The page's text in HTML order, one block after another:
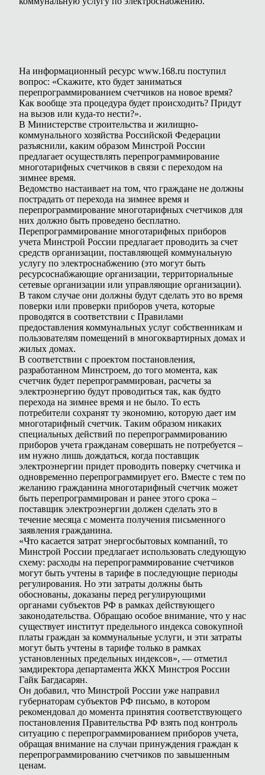
На информационный ресурс www.168.ru поступил
вопрос: «Скажите, кто будет заниматься
перепрограммированием счетчиков на новое время?
Как вообще эта процедура будет происходить? Придут
на вызов или куда-то нести?».
В Министерстве строительства и жилищно-
коммунального хозяйства Российской Федерации
разъяснили, каким образом Минстрой России
предлагает осуществлять перепрограммирование
многотарифных счетчиков в связи с переходом на
зимнее время.
Ведомство настаивает на том, что граждане не должны
пострадать от перехода на зимнее время и
перепрограммирование многотарифных счетчиков для
них должно быть проведено бесплатно.
Перепрограммирование многотарифных приборов
учета Минстрой России предлагает проводить за счет
средств организации, поставляющей коммунальную
услугу по электроснабжению (это могут быть
ресурсоснабжающие организации, территориальные
сетевые организации или управляющие организации).
В таком случае они должны будут сделать это во время
поверки или проверки приборов учета, которые
проводятся в соответствии с Правилами
предоставления коммунальных услуг собственникам и
пользователям помещений в многоквартирных домах и
жилых домах.
В соответствии с проектом постановления,
разработанном Минстроем, до того момента, как
счетчик будет перепрограммирован, расчеты за
электроэнергию будут проводиться так, как будто
перехода на зимнее время и не было. То есть
потребители сохранят ту экономию, которую дает им
многотарифный счетчик. Таким образом никаких
специальных действий по перепрограммированию
приборов учета гражданам совершать не потребуется –
им нужно лишь дождаться, когда поставщик
электроэнергии придет проводить поверку счетчика и
одновременно перепрограммирует его. Вместе с тем по
желанию гражданина многотарифный счетчик может
быть перепрограммирован и ранее этого срока –
поставщик электроэнергии должен сделать это в
течение месяца с момента получения письменного
заявления гражданина.
«Что касается затрат энергосбытовых компаний, то
Минстрой России предлагает использовать следующую
схему: расходы на перепрограммирование счетчиков
могут быть учтены в тарифе в последующие периоды
регулирования. Но эти затраты должны быть
обоснованы, доказаны перед регулирующими
органами субъектов РФ в рамках действующего
законодательства. Обращаю особое внимание, что у нас
существует институт предельного индекса совокупной
платы граждан за коммунальные услуги, и эти затраты
могут быть учтены в тарифе только в рамках
установленных предельных индексов», — отметил
замдиректора департамента ЖКХ Минстроя России
Гайк Багдасарян.
Он добавил, что Минстрой России уже направил
губернаторам субъектов РФ письмо, в котором
рекомендовал до момента принятия соответствующего
постановления Правительства РФ взять под контроль
ситуацию с перепрограммированием приборов учета,
обращая внимание на случаи принуждения граждан к
перепрограммированию счетчиков по завышенным
ценам.